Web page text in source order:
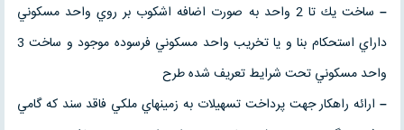
–
ساخت يك تا 2 واحد به صورت اضافه اشكوب بر روي واحد مسكوني
داراي استحكام بنا و يا تخريب واحد مسكوني فرسوده موجود و ساخت 3
واحد مسكوني تحت شرايط تعريف شده طرح
– ارائه راهكار جهت پرداخت تسهيلات به زمينهاي ملكي فاقد سند كه گامي